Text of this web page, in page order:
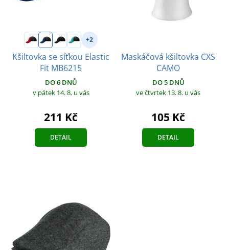
+2
Kšiltovka se síťkou Elastic
Fit MB6215
DO 6 DNŮ
v pátek 14. 8. u vás
211 Kč
DETAIL
Maskáčová kšiltovka CXS
CAMO
DO 5 DNŮ
ve čtvrtek 13. 8. u vás
105 Kč
DETAIL